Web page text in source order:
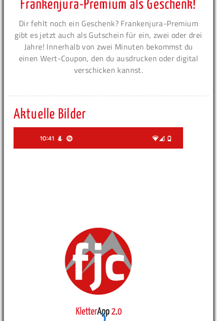
Frankenjura-Premium als Geschenk!
Dir fehlt noch ein Geschenk? Frankenjura-Premium
gibt es jetzt auch als Gutschein für ein, zwei oder drei
Jahre! Innerhalb von zwei Minuten bekommst du
einen Wert-Coupon, den du ausdrucken oder digital
verschicken kannst.
Aktuelle Bilder